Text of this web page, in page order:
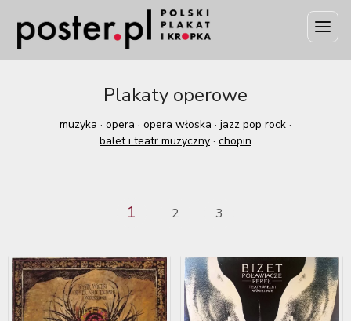
Plakaty operowe
muzyka · opera · opera włoska · jazz pop rock ·
balet i teatr muzyczny · chopin
1 2 3